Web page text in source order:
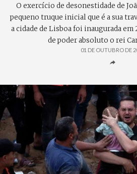
O exercício de desonestidade de
pequeno truque inicial que é a sua
a cidade de Lisboa foi inaugurada em
de poder absoluto o rei
01 DE OUTUBRO DE